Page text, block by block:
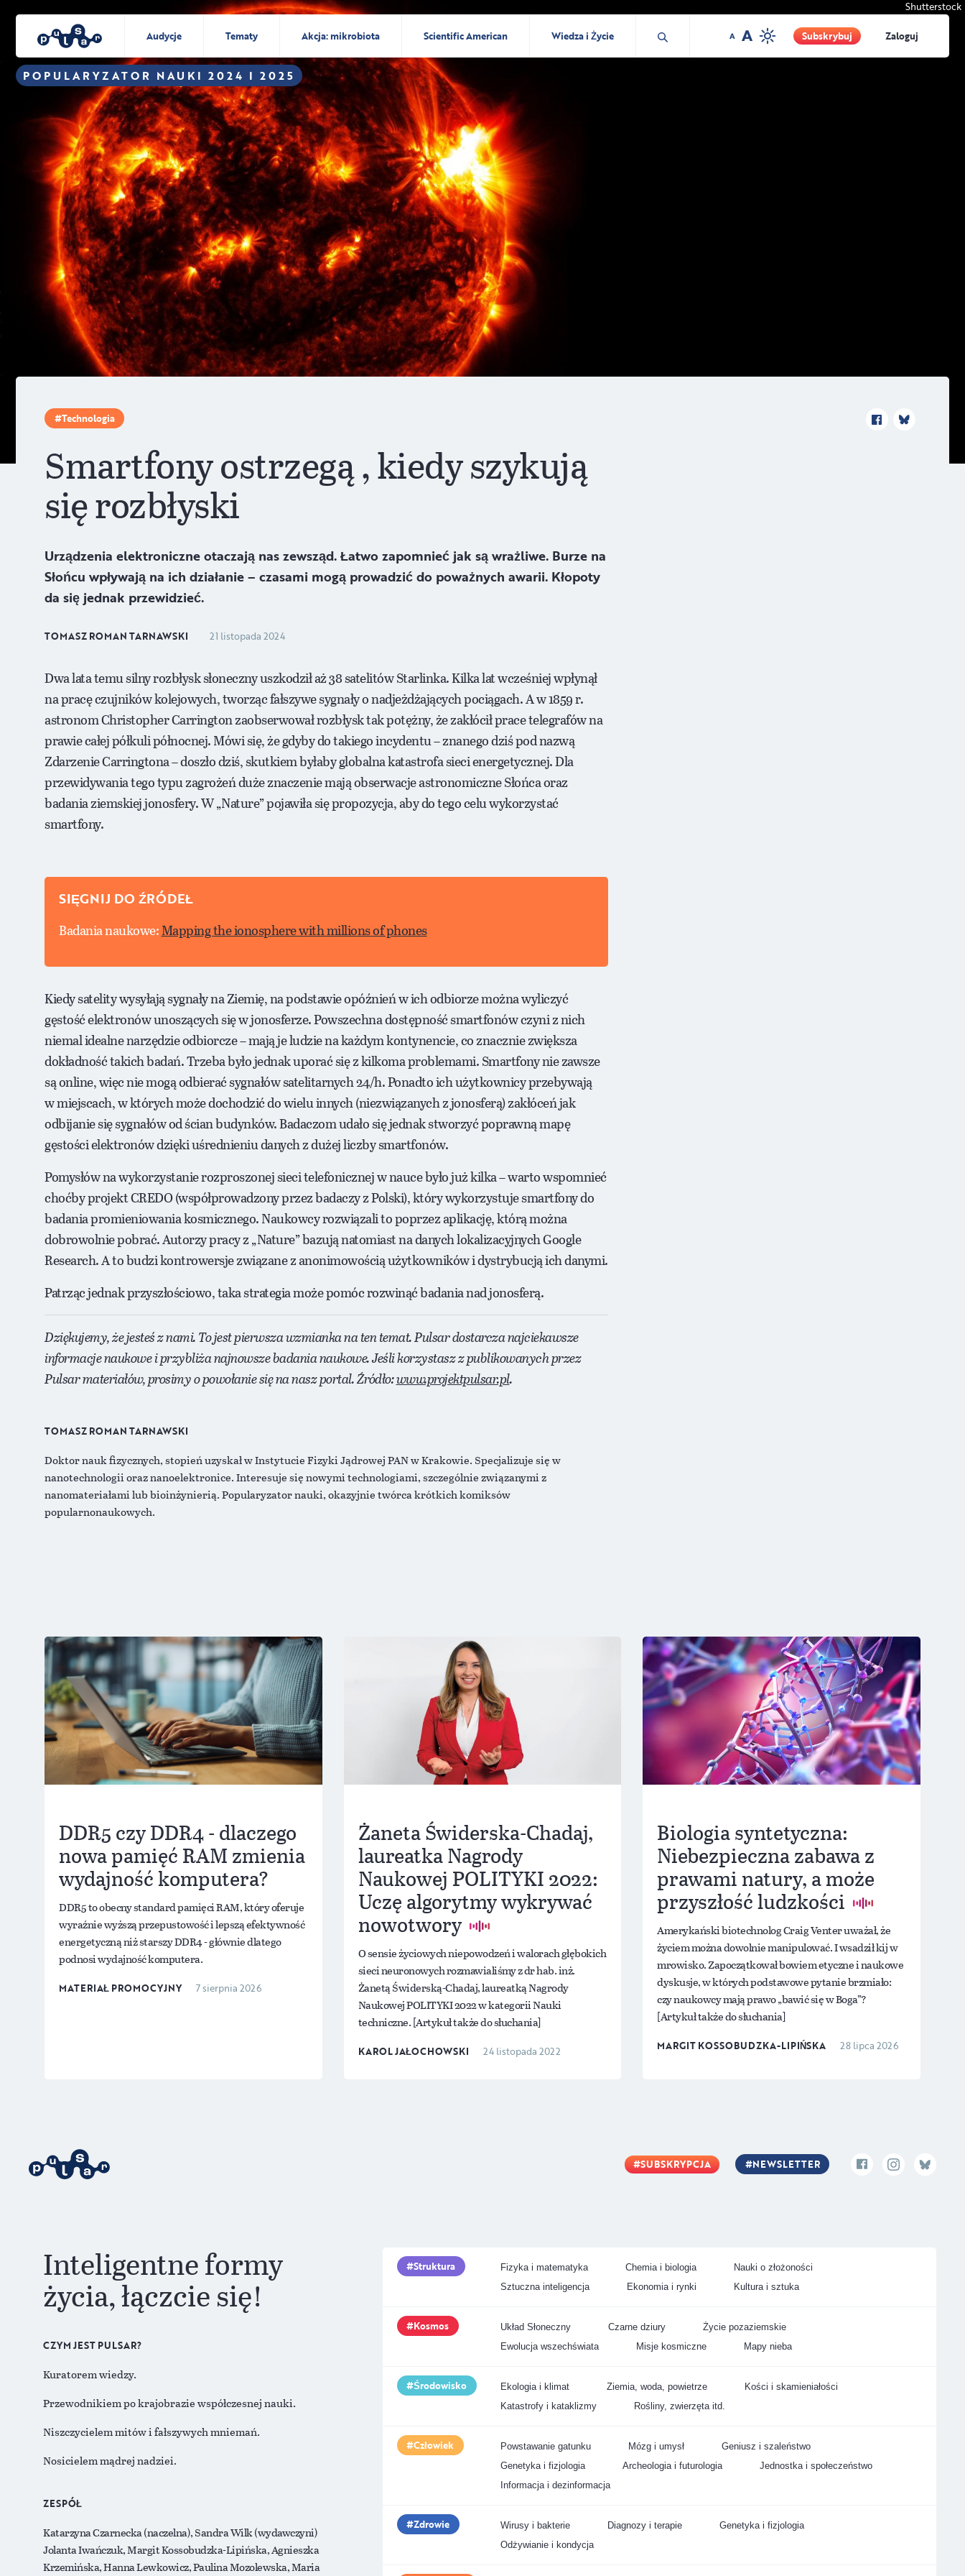
POPULARYZATOR NAUKI 2024 I 2025
Audycje Tematy Akcja: mikrobiota Scientific American Wiedza i Życie Subskrybuj Zaloguj
Shutterstock
Technologia
Smartfony ostrzegą , kiedy szykują
się rozbłyski
Urządzenia elektroniczne otaczają nas zewsząd. Łatwo zapomnieć jak są wrażliwe. Burze na
Słońcu wpływają na ich działanie – czasami mogą prowadzić do poważnych awarii. Kłopoty
da się jednak przewidzieć.
TOMASZ ROMAN TARNAWSKI 21 listopada 2024
Dwa lata temu silny rozbłysk słoneczny uszkodził aż 38 satelitów Starlinka. Kilka lat wcześniej wpłynął
na pracę czujników kolejowych, tworząc fałszywe sygnały o nadjeżdżających pociągach. A w 1859 r.
astronom Christopher Carrington zaobserwował rozbłysk tak potężny, że zakłócił prace telegrafów na
prawie całej półkuli północnej. Mówi się, że gdyby do takiego incydentu – znanego dziś pod nazwą
Zdarzenie Carringtona – doszło dziś, skutkiem byłaby globalna katastrofa sieci energetycznej. Dla
przewidywania tego typu zagrożeń duże znaczenie mają obserwacje astronomiczne Słońca oraz
badania ziemskiej jonosfery. W „Nature” pojawiła się propozycja, aby do tego celu wykorzystać
smartfony.
SIĘGNIJ DO ŹRÓDEŁ
Badania naukowe:Mapping the ionosphere with millions of phones
Kiedy satelity wysyłają sygnały na Ziemię, na podstawie opóźnień w ich odbiorze można wyliczyć
gęstość elektronów unoszących się w jonosferze. Powszechna dostępność smartfonów czyni z nich
niemal idealne narzędzie odbiorcze – mają je ludzie na każdym kontynencie, co znacznie zwiększa
dokładność takich badań. Trzeba było jednak uporać się z kilkoma problemami. Smartfony nie zawsze
są online, więc nie mogą odbierać sygnałów satelitarnych 24/h. Ponadto ich użytkownicy przebywają
w miejscach, w których może dochodzić do wielu innych (niezwiązanych z jonosferą) zakłóceń jak
odbijanie się sygnałów od ścian budynków. Badaczom udało się jednak stworzyć poprawną mapę
gęstości elektronów dzięki uśrednieniu danych z dużej liczby smartfonów.
Pomysłów na wykorzystanie rozproszonej sieci telefonicznej w nauce było już kilka – warto wspomnieć
choćby projekt CREDO (współprowadzony przez badaczy z Polski), który wykorzystuje smartfony do
badania promieniowania kosmicznego. Naukowcy rozwiązali to poprzez aplikację, którą można
dobrowolnie pobrać. Autorzy pracy z „Nature” bazują natomiast na danych lokalizacyjnych Google
Research. A to budzi kontrowersje związane z anonimowością użytkowników i dystrybucją ich danymi.
Patrząc jednak przyszłościowo, taka strategia może pomóc rozwinąć badania nad jonosferą.
Dziękujemy, że jesteś z nami. To jest pierwsza wzmianka na ten temat. Pulsar dostarcza najciekawsze
informacje naukowe i przybliża najnowsze badania naukowe. Jeśli korzystasz z publikowanych przez
Pulsar materiałów, prosimy o powołanie się na nasz portal. Źródło:www.projektpulsar.pl.
TOMASZ ROMAN TARNAWSKI
Doktor nauk fizycznych, stopień uzyskał w Instytucie Fizyki Jądrowej PAN w Krakowie. Specjalizuje się w
nanotechnologii oraz nanoelektronice. Interesuje się nowymi technologiami, szczególnie związanymi z
nanomateriałami lub bioinżynierią. Popularyzator nauki, okazyjnie twórca krótkich komiksów
popularnonaukowych.
DDR5 czy DDR4 - dlaczego
nowa pamięć RAM zmienia
wydajność komputera?
DDR5 to obecny standard pamięci RAM, który oferuje
wyraźnie wyższą przepustowość i lepszą efektywność
energetyczną niż starszy DDR4 - głównie dlatego
podnosi wydajność komputera.
MATERIAŁ PROMOCYJNY 7 sierpnia 2026
Żaneta Świderska-Chadaj,
laureatka Nagrody
Naukowej POLITYKI 2022:
Uczę algorytmy wykrywać
nowotwory
O sensie życiowych niepowodzeń i walorach głębokich
sieci neuronowych rozmawialiśmy z dr hab. inż.
Żanetą Świderską-Chadaj, laureatką Nagrody
Naukowej POLITYKI 2022 w kategorii Nauki
techniczne. [Artykuł także do słuchania]
KAROL JAŁOCHOWSKI 24 listopada 2022
Biologia syntetyczna:
Niebezpieczna zabawa z
prawami natury, a może
przyszłość ludzkości
Amerykański biotechnolog Craig Venter uważał, że
życiem można dowolnie manipulować. I wsadził kij w
mrowisko. Zapoczątkował bowiem etyczne i naukowe
dyskusje, w których podstawowe pytanie brzmiało:
czy naukowcy mają prawo „bawić się w Boga”?
[Artykuł także do słuchania]
MARGIT KOSSOBUDZKA-LIPIŃSKA 28 lipca 2026
SUBSKRYPCJA NEWSLETTER
Inteligentne formy
życia, łączcie się!
CZYM JEST PULSAR?
Kuratorem wiedzy.
Przewodnikiem po krajobrazie współczesnej nauki.
Niszczycielem mitów i fałszywych mniemań.
Nosicielem mądrej nadziei.
ZESPÓŁ
Katarzyna Czarnecka (naczelna), Sandra Wilk (wydawczyni)
Jolanta Iwańczuk, Margit Kossobudzka-Lipińska, Agnieszka
Krzemińska, Hanna Lewkowicz, Paulina Mozolewska, Maria
Struktura Fizyka i matematyka Chemia i biologia
Nauki o złożoności
Sztuczna inteligencja
Ekonomia i rynki Kultura i sztuka
Kosmos Układ Słoneczny Czarne dziury
Życie pozaziemskie
Ewolucja wszechświata
Misje kosmiczne Mapy nieba
Środowisko Ekologia i klimat Ziemia, woda, powietrze
Kości i skamieniałości
Katastrofy i kataklizmy
Rośliny, zwierzęta itd.
Człowiek Powstawanie gatunku Mózg i umysł
Geniusz i szaleństwo
Genetyka i fizjologia
Archeologia i futurologia
Jednostka i społeczeństwo
Informacja i dezinformacja
Zdrowie Wirusy i bakterie Diagnozy i terapie
Genetyka i fizjologia
Odżywianie i kondycja